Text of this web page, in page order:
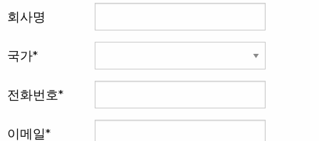
회사명
국가
전화번호
이메일